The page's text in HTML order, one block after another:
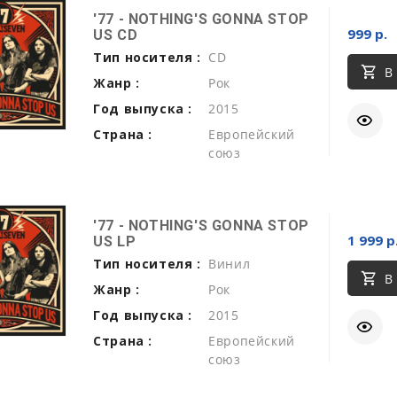
'77 - NOTHING'S GONNA STOP
US CD
Тип носителя : CD
Жанр :
Рок
Год выпуска :
2015
Страна :
Европейский
союз
999 р.
В
'77 - NOTHING'S GONNA STOP
US LP
Тип носителя : Винил
Жанр :
Рок
Год выпуска :
2015
Страна :
Европейский
союз
1 999
В